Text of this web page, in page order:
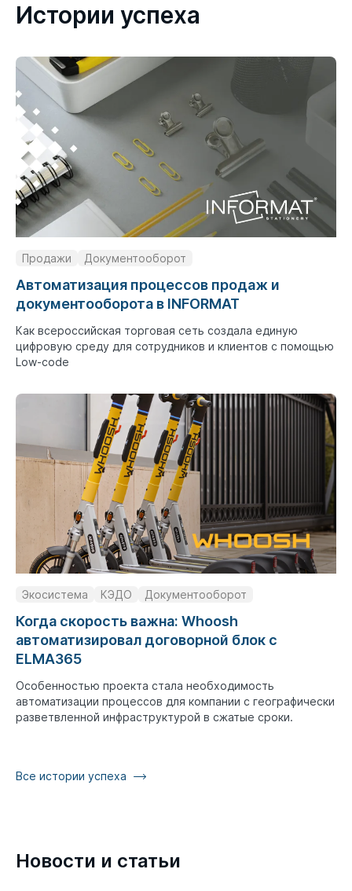
Истории успеха
Продажи Документооборот
Автоматизация процессов продаж и
документооборота в INFORMAT
Как всероссийская торговая сеть создала единую
цифровую среду для сотрудников и клиентов с помощью
Low-code
Экосистема КЭДО Документооборот
Когда скорость важна: Whoosh
автоматизировал договорной блок с
ELMA365
Особенностью проекта стала необходимость
автоматизации процессов для компании с географически
разветвленной инфраструктурой в сжатые сроки.
Все истории успеха
Новости и статьи